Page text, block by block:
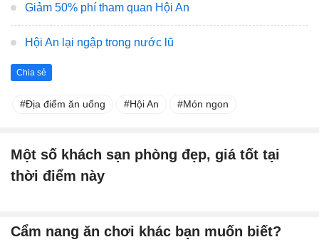
Giảm 50% phí tham quan Hội An
Hội An lại ngập trong nước lũ
Chia sẻ
Địa điểm ăn uống Hội An Món ngon
Một số khách sạn phòng đẹp, giá tốt tại
thời điểm này
Cẩm nang ăn chơi khác bạn muốn biết?